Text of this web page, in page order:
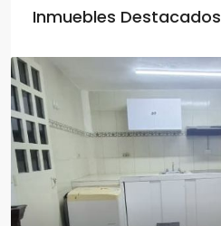
Inmuebles Destacados